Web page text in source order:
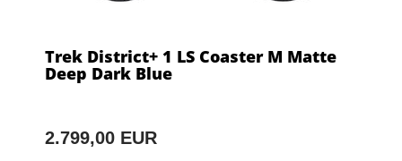
Trek District+ 1 LS Coaster M Matte
Deep Dark Blue
2.799,00 EUR